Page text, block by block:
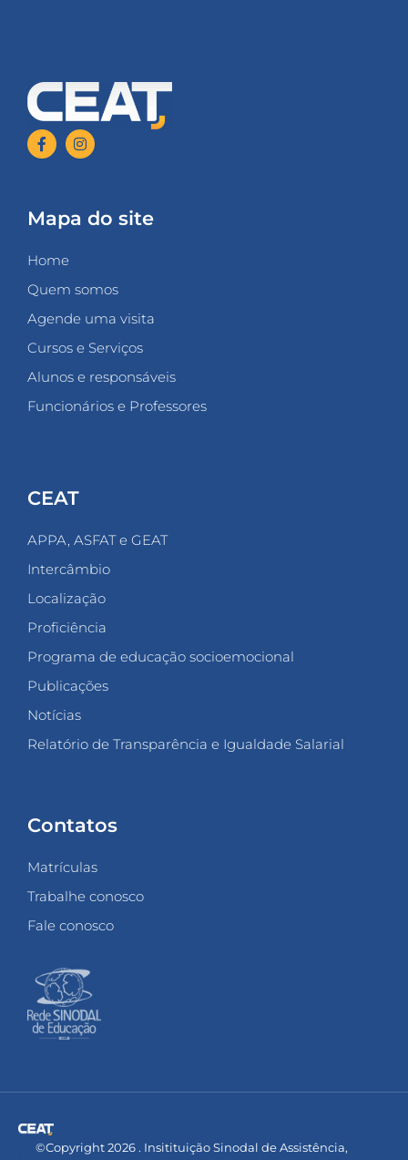
Mapa do site
Home
Quem somos
Agende uma visita
Cursos e Serviços
Alunos e responsáveis
Funcionários e Professores
CEAT
APPA, ASFAT e GEAT
Intercâmbio
Localização
Proficiência
Programa de educação socioemocional
Publicações
Notícias
Relatório de Transparência e Igualdade Salarial
Contatos
Matrículas
Trabalhe conosco
Fale conosco
©Copyright 2026 . Insitituição Sinodal de Assistência,